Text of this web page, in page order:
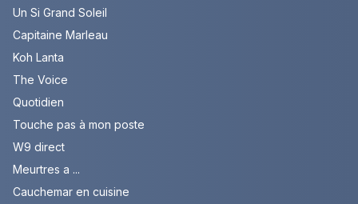
Un Si Grand Soleil
Capitaine Marleau
Koh Lanta
The Voice
Quotidien
Touche pas à mon poste
W9 direct
Meurtres a ...
Cauchemar en cuisine